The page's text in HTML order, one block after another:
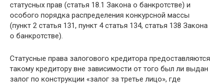
статусных прав (статья 18.1 Закона о банкротстве) и
особого порядка распределения конкурсной массы
(пункт 2 статья 131, пункт 4 статья 134, статья 138 Закона
о банкротстве).
Статусные права залогового кредитора предоставляются
такому кредитору вне зависимости от того был ли выдан
залог по конструкции «залог за третье лицо», где